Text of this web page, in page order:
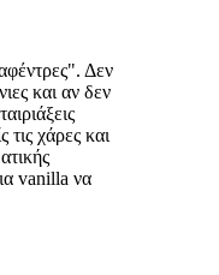
Δεν
και αν δεν
τις χάρες και
vanilla να